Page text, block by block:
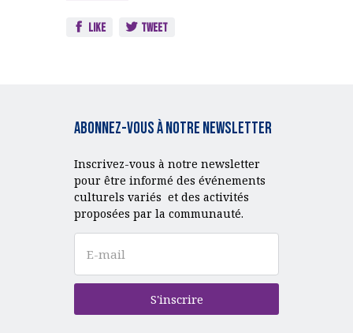
Like Tweet
Abonnez-vous à notre Newsletter
Inscrivez-vous à notre newsletter
pour être informé des événements
culturels variés et des activités
proposées par la communauté.
S'inscrire